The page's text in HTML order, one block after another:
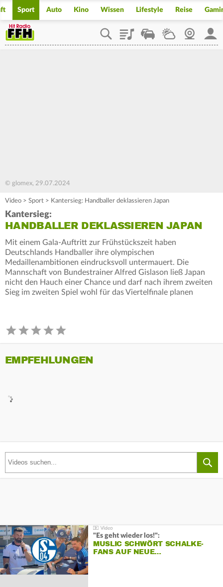
Sport Auto Kino Wissen Lifestyle Reise
PlaylistStaupilotWetterWebcam
© glomex, 29.07.2024
Video > Sport > Kantersieg: Handballer deklassieren Japan
Kantersieg:
HANDBALLER DEKLASSIEREN JAPAN
Mit einem Gala-Auftritt zur Frühstückszeit haben
Deutschlands Handballer ihre olympischen
Medaillenambitionen eindrucksvoll untermauert. Die
Mannschaft von Bundestrainer Alfred Gislason ließ Japan
nicht den Hauch einer Chance und darf nach ihrem zweiten
Sieg im zweiten Spiel wohl für das Viertelfinale planen
EMPFEHLUNGEN
"Es geht wieder los!":
MUSLIC SCHWÖRT SCHALKE-
FANS AUF NEUE…